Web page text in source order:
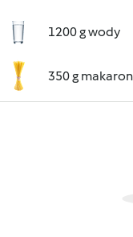
1200 g wody
350 g